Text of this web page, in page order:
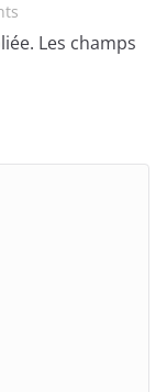
Les champs